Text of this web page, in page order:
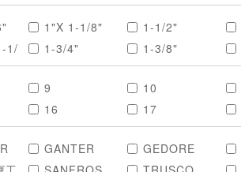
1"X 1-1/8" 1-1/2"
1/
1-3/4" 1-3/8"
1-7/16"
1-7/16"X1-5/
1/4" 1/4"X5/16"
3/8" 3/8"X7/8"
5/16" 5/16"X3/8"
9 10
16 17
23 24
30 32
GANTER GEDORE